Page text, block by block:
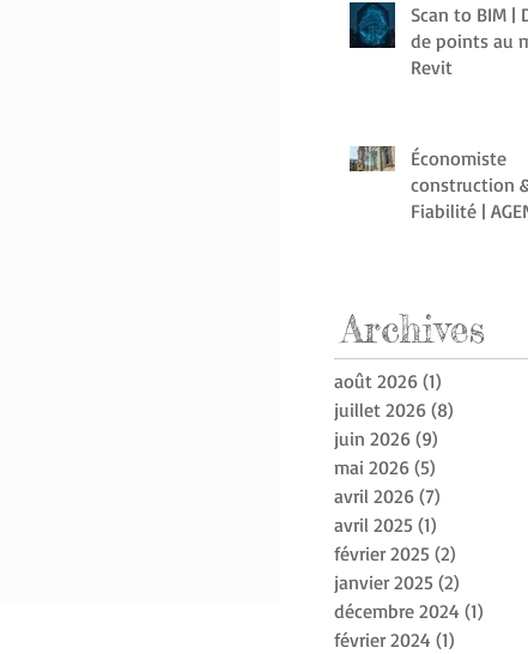
Scan to BIM |
de points au
Revit
Économiste
construction
Fiabilité |
Archives
août 2026 (1)
juillet 2026 (8)
juin 2026 (9)
mai 2026 (5)
avril 2026 (7)
avril 2025 (1)
février 2025 (2)
janvier 2025 (2)
décembre 2024 (1)
février 2024 (1)